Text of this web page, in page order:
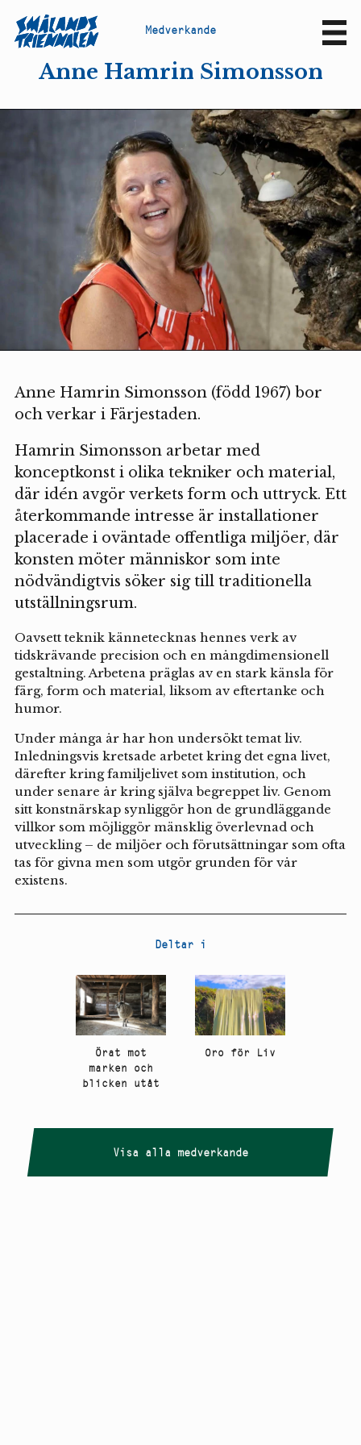
Medverkande
Anne Hamrin Simonsson
Anne Hamrin Simonsson (född 1967) bor
och verkar i Färjestaden.
Hamrin Simonsson arbetar med
konceptkonst i olika tekniker och material,
där idén avgör verkets form och uttryck. Ett
återkommande intresse är installationer
placerade i oväntade offentliga miljöer, där
konsten möter människor som inte
nödvändigtvis söker sig till traditionella
utställningsrum.
Oavsett teknik kännetecknas hennes verk av
tidskrävande precision och en mångdimensionell
gestaltning. Arbetena präglas av en stark känsla för
färg, form och material, liksom av eftertanke och
humor.
Under många år har hon undersökt temat liv.
Inledningsvis kretsade arbetet kring det egna livet,
därefter kring familjelivet som institution, och
under senare år kring själva begreppet liv. Genom
sitt konstnärskap synliggör hon de grundläggande
villkor som möjliggör mänsklig överlevnad och
utveckling – de miljöer och förutsättningar som ofta
tas för givna men som utgör grunden för vår
existens.
Deltar i
Örat mot
marken och
blicken utåt
Oro för Liv
Visa alla medverkande